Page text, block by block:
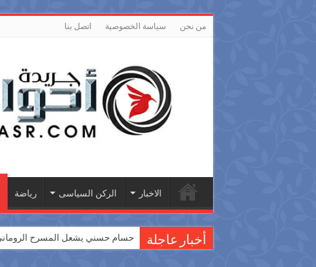
من نحن سياسة الخصوصية اتصل بنا
الاخبار الركن السياسى رياضة
أخبار عاجلة حسام حسني يشعل المسرح